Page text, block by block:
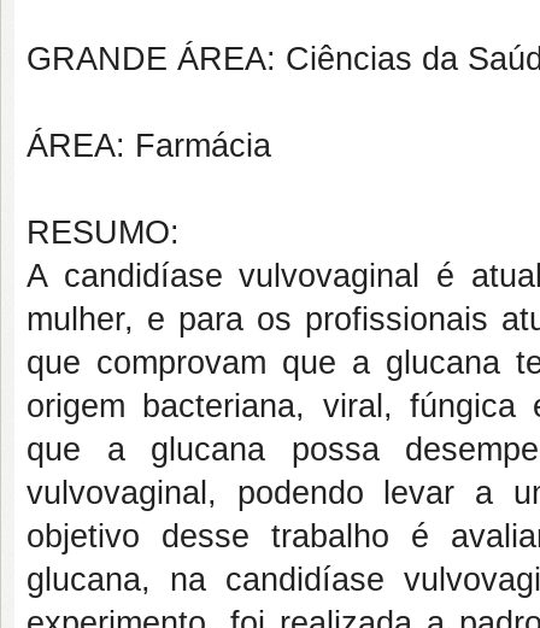
GRANDE ÁREA: Ciências da
ÁREA: Farmácia
RESUMO:
A candidíase vulvovaginal é
mulher, e para os profissionais
que comprovam que a glucana
origem bacteriana, viral, fúngica
que a glucana possa
vulvovaginal, podendo levar a
objetivo desse trabalho é
glucana, na candidíase